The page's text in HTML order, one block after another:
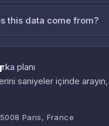
this data come from?
saniyeler içinde
Paris, France